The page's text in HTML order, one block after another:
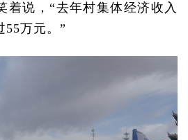
着说，“去年村集体经济收入
55万元。”